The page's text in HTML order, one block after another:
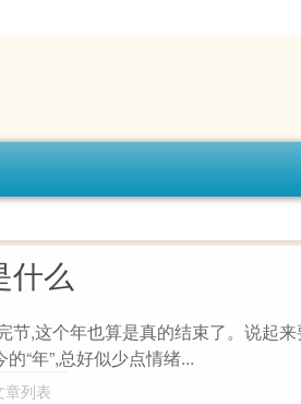
什么
节,这个年也算是真的结束了。说起
“年”,总好似少点情绪...
章列表